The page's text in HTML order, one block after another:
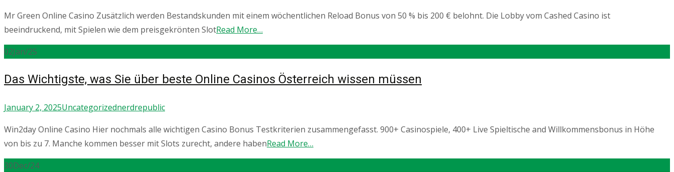
Mr Green Online Casino Zusätzlich werden Bestandskunden mit einem wöchentlichen Reload Bonus von 50 % bis 200 € belohnt. Die Lobby vom Cashed Casino ist
beeindruckend, mit Spielen wie dem preisgekrönten SlotRead More…
02Jan/25
Das Wichtigste, was Sie über beste Online Casinos Österreich wissen müssen
January 2, 2025Uncategorizednerdrepublic
Win2day Online Casino Hier nochmals alle wichtigen Casino Bonus Testkriterien zusammengefasst. 900+ Casinospiele, 400+ Live Spieltische and Willkommensbonus in Höhe
von bis zu 7. Manche kommen besser mit Slots zurecht, andere habenRead More…
30Dec/24